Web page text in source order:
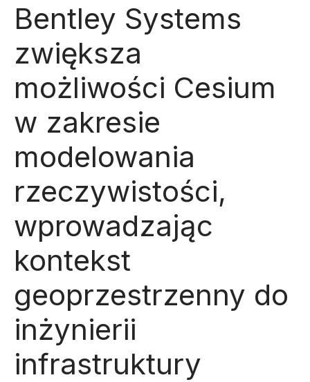
Bentley Systems
zwiększa
możliwości Cesium
w zakresie
modelowania
rzeczywistości,
wprowadzając
kontekst
geoprzestrzenny do
inżynierii
infrastruktury